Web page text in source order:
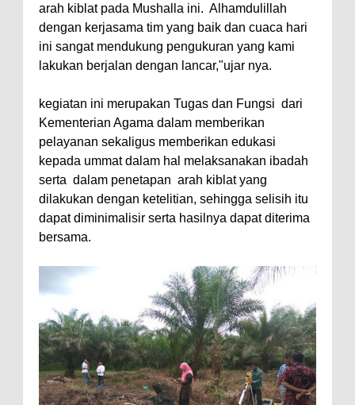
arah kiblat pada Mushalla ini. Alhamdulillah
dengan kerjasama tim yang baik dan cuaca hari
ini sangat mendukung pengukuran yang kami
lakukan berjalan dengan lancar,"ujar nya.
kegiatan ini merupakan Tugas dan Fungsi dari
Kementerian Agama dalam memberikan
pelayanan sekaligus memberikan edukasi
kepada ummat dalam hal melaksanakan ibadah
serta dalam penetapan arah kiblat yang
dilakukan dengan ketelitian, sehingga selisih itu
dapat diminimalisir serta hasilnya dapat diterima
bersama.